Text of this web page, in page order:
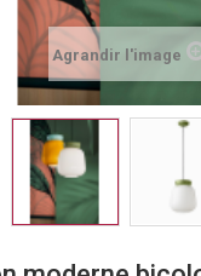
Agrandir l'image